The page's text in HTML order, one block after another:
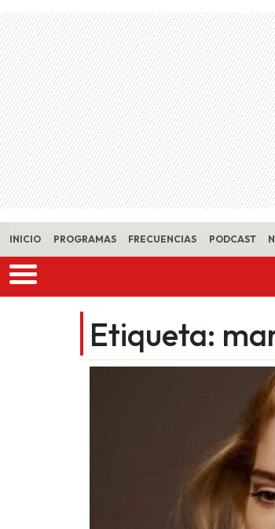
Skip to main content
INICIO PROGRAMAS FRECUENCIAS PODCAST
Etiqueta: